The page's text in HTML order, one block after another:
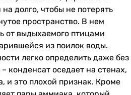
долго, чтобы не потерять
пространство. В нем
от выдыхаемого птицами
из поилок воды.
легко определить даже без
конденсат оседает на стенах,
и это плохой признак. Кроме